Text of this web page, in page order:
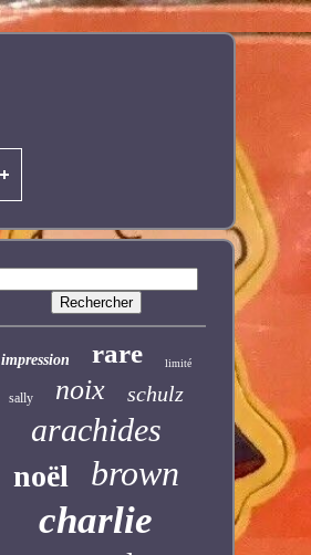
impression rare limité
sally noix schulz
arachides
noël brown
charlie